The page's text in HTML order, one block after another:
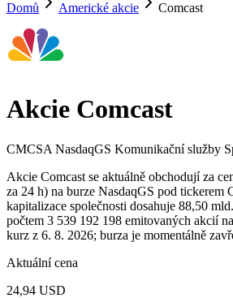
Domů
Americké akcie Comcast
Akcie Comcast
CMCSA NasdaqGS Komunikační služby
Akcie Comcast se aktuálně obchodují za
za 24 h) na burze NasdaqGS pod tickerem
kapitalizace společnosti dosahuje 88,50
počtem 3 539 192 198 emitovaných akcií
kurz z 6. 8. 2026; burza je momentálně
Aktuální cena
24,94 USD